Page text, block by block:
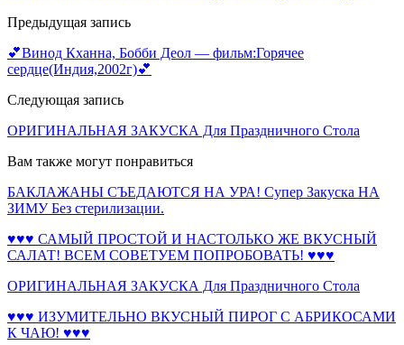
Предыдущая запись
💕Винод Кханна, Бобби Деол — фильм:Горячее
сердце(Индия,2002г)💕
Следующая запись
ОРИГИНАЛЬНАЯ ЗАКУСКА Для Праздничного Стола
Вам также могут понравиться
БАКЛАЖАНЫ СЪЕДАЮТСЯ НА УРА! Супер Закуска НА
ЗИМУ Без стерилизации.
♥♥♥ САМЫЙ ПРОСТОЙ И НАСТОЛЬКО ЖЕ ВКУСНЫЙ
САЛАТ! ВСЕМ СОВЕТУЕМ ПОПРОБОВАТЬ! ♥♥♥
ОРИГИНАЛЬНАЯ ЗАКУСКА Для Праздничного Стола
♥♥♥ ИЗУМИТЕЛЬНО ВКУСНЫЙ ПИРОГ С АБРИКОСАМИ
К ЧАЮ! ♥♥♥